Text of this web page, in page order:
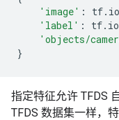
'image' : tf. io
'label' : tf. io
'objects/
}
指定特征允许 TFDS
TFDS 数据集一样，